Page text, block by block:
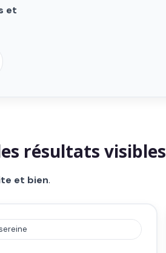
et
résultats visibles
et bien.